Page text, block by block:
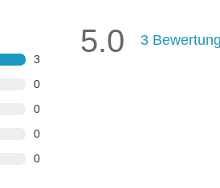
3
0
0
0
0
5.0 3